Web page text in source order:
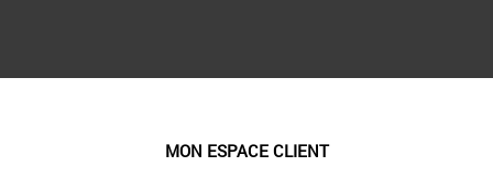
MON ESPACE CLIENT